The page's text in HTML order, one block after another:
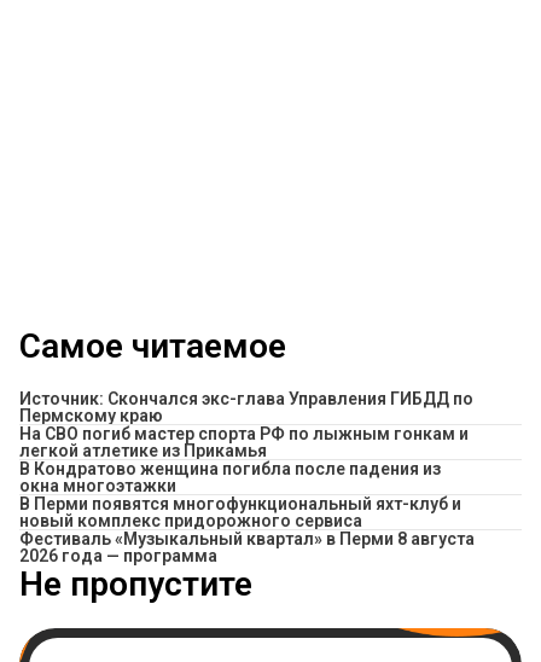
Самое читаемое
Источник: Скончался экс-глава Управления ГИБДД по
Пермскому краю
На СВО погиб мастер спорта РФ по лыжным гонкам и
легкой атлетике из Прикамья
В Кондратово женщина погибла после падения из
окна многоэтажки
В Перми появятся многофункциональный яхт-клуб и
новый комплекс придорожного сервиса
Фестиваль «Музыкальный квартал» в Перми 8 августа
2026 года — программа
Не пропустите